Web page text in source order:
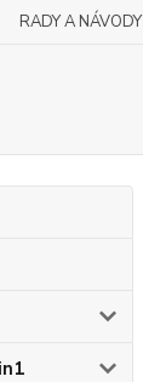
RADY A NÁVODY